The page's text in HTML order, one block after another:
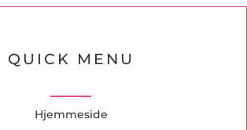
QUICK MENU
Hjemmeside